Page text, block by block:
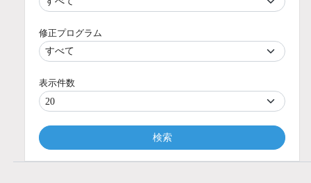
修正プログラム
表示件数
検索